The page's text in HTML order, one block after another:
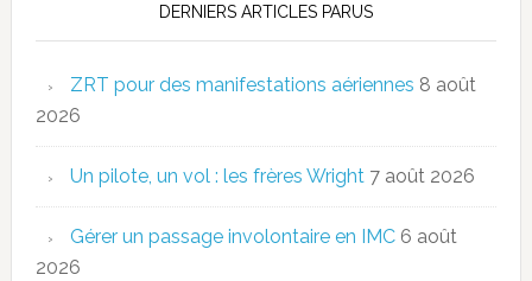
DERNIERS ARTICLES PARUS
ZRT pour des manifestations aériennes 8 août
2026
Un pilote, un vol : les frères Wright 7 août 2026
Gérer un passage involontaire en IMC 6 août
2026